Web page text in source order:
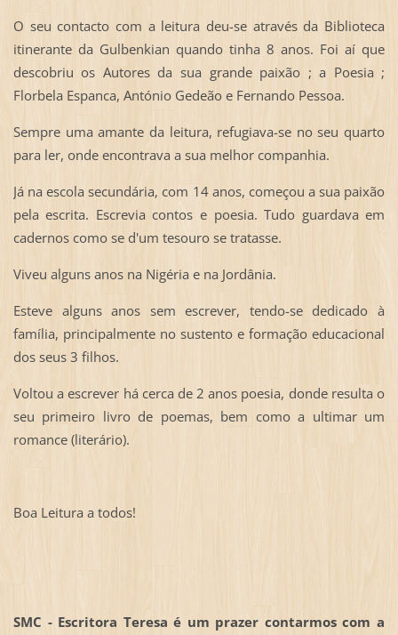
O seu contacto com a leitura deu-se através da Biblioteca
itinerante da Gulbenkian quando tinha 8 anos. Foi aí que
descobriu os Autores da sua grande paixão ; a Poesia ;
Florbela Espanca, António Gedeão e Fernando Pessoa.
Sempre uma amante da leitura, refugiava-se no seu quarto
para ler, onde encontrava a sua melhor companhia.
Já na escola secundária, com 14 anos, começou a sua paixão
pela escrita. Escrevia contos e poesia. Tudo guardava em
cadernos como se d'um tesouro se tratasse.
Viveu alguns anos na Nigéria e na Jordânia.
Esteve alguns anos sem escrever, tendo-se dedicado à
família, principalmente no sustento e formação educacional
dos seus 3 filhos.
Voltou a escrever há cerca de 2 anos poesia, donde resulta o
seu primeiro livro de poemas, bem como a ultimar um
romance (literário).
Boa Leitura a todos!
SMC - Escritora Teresa é um prazer contarmos com a